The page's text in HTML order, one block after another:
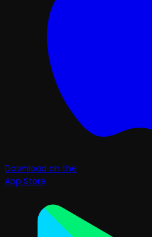
Download on the
App Store